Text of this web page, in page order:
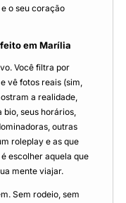
o seu coração
em Marília
Você filtra por
vê fotos reais (sim,
a realidade,
bio, seus horários,
outras
roleplay e as que
escolher aquela que
mente viajar.
Sem rodeio, sem